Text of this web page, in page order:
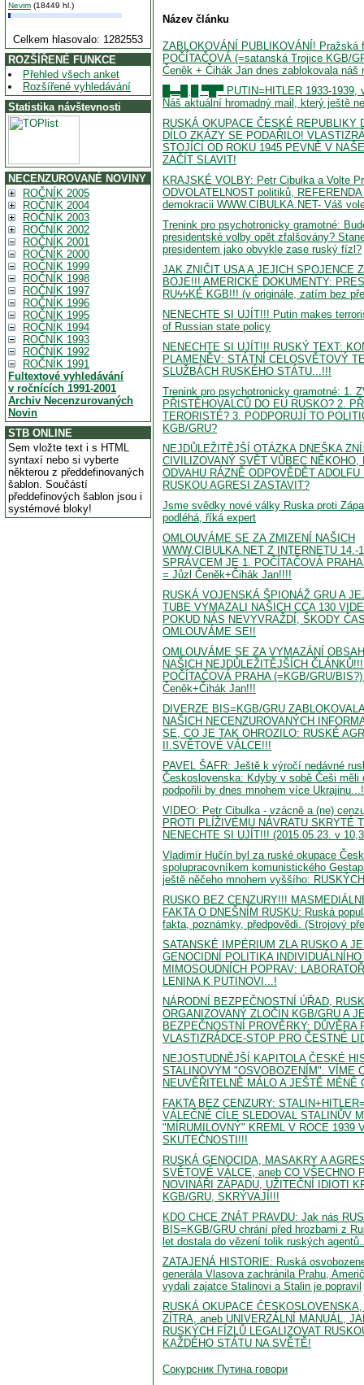
Nevim (18449 hl.)
Celkem hlasovalo: 1282553
ROZŠÍŘENÉ FUNKCE
Přehled všech anket
Rozšířené vyhledávání
Statistika návštevnosti
NECENZUROVANÉ NOVINY
ROČNÍK 2005
ROČNÍK 2004
ROČNÍK 2003
ROČNÍK 2002
ROČNÍK 2001
ROČNÍK 2000
ROČNÍK 1999
ROČNÍK 1998
ROČNÍK 1997
ROČNÍK 1996
ROČNÍK 1995
ROČNÍK 1994
ROČNÍK 1993
ROČNÍK 1992
ROČNÍK 1991
Fultextové vyhledávání
v ročnících 1991-2001
Archiv Necenzurovaných
Novin
STB ONLINE
Sem vložte text i s HTML
syntaxí nebo si vyberte
některou z předdefinovaných
šablon. Součástí
předdefinových šablon jsou i
systémové bloky!
Název článku
ZABLOKOVÁNÍ PUBLIKOVÁNÍ! Pražská
POČÍTAČOVÁ (=satanská Trojice KGB/
Čeněk + Čihák Jan dnes zablokovala náš
█▬█ █ ▀█▀ PUTIN=HITLER 1933-1939,
Náš aktuální hromadný mail, který ještě
RUSKÁ OKUPACE ČESKÉ REPUBLIKY
DÍLO ZKÁZY SE PODAŘILO!
STOJÍCÍ OD ROKU 1945 PEVNĚ V
ZAČÍT SLAVIT!
KRAJSKÉ VOLBY: Petr Cibulka a Volte
ODVOLATELNOST politiků,
demokracii WWW.CIBULKA.NET- Váš
Trenink pro psychotronicky gramotné:
presidentské volby opět zfalšovány?
presidentem jako obvykle zase ruský fízl?
JAK ZNIČIT USA A JEJICH SPOJENCE
BOJE!!! AMERICKÉ DOKUMENTY:
RUϟϟKÉ KGB!!! (v originále, zatím bez
NENECHTE SI UJÍT!!! Putin makes
of Russian state policy
NENECHTE SI UJÍT!!! RUSKÝ TEXT:
PLAMENĚV: STÁTNÍ CELOSVĚTOVÝ
SLUŽBÁCH RUSKÉHO STÁTU...!!!
Trenink pro psychotronicky gramotné: 1.
PŘISTĚHOVALCŮ DO EU RUSKO? 2.
TERORISTÉ? 3. PODPORUJÍ TO
KGB/GRU?
NEJDŮLEŽITĚJŠÍ OTÁZKA DNEŠKA
CIVILIZOVANÝ SVĚT VŮBEC NĚKOHO,
ODVAHU RÁZNĚ ODPOVĚDĚT ADOLFU
RUSKOU AGRESI ZASTAVIT?
Jsme svědky nové války Ruska proti
podléhá, říká expert
OMLOUVÁME SE ZA ZMIZENÍ NAŠICH
WWW.CIBULKA.NET Z INTERNETU 14.-
SPRÁVCEM JE 1. POČÍTAČOVÁ
= Jůzl Čeněk+Čihák Jan!!!!
RUSKÁ VOJENSKÁ ŠPIONÁŽ GRU A
TUBE VYMAZALI NAŠICH CCA 130
POKUD NÁS NEVYVRAŽDÍ, ŠKODY
OMLOUVÁME SE!!
OMLOUVÁME SE ZA VYMAZÁNÍ
NAŠICH NEJDŮLEŽITĚJŠÍCH
POČÍTAČOVÁ PRAHA (=KGB/GRU/
Čeněk+Čihák Jan!!!
DIVERZE BIS=KGB/GRU
NAŠICH NECENZUROVANÝCH
SE, CO JE TAK OHROZILO: RUSKÉ
II.SVĚTOVÉ VÁLCE!!!
PAVEL ŠAFR: Ještě k výročí nedávné
Československa: Kdyby v sobě Češi měli
podpořili by dnes mnohem více
VIDEO: Petr Cibulka - vzácně a (ne)
PROTI PLÍŽIVÉMU NÁVRATU SKRYTÉ
NENECHTE SI UJÍT!!! (2015.05.23. v
Vladimír Hučín byl za ruské okupace
spolupracovníkem komunistického
ještě něčeho mnohem vyššího:
RUSKO BEZ CENZURY!!!
FAKTA O DNEŠNÍM RUSKU: Ruská
fakta, poznámky, předpovědi. (Strojový
SATANSKÉ IMPÉRIUM ZLA RUSKO A
GENOCIDNÍ POLITIKA
MIMOSOUDNÍCH POPRAV:
LENINA K PUTINOVI...!
NÁRODNÍ BEZPEČNOSTNÍ ÚŘAD,
ORGANIZOVANÝ ZLOČIN KGB/GRU A
BEZPEČNOSTNÍ PROVĚRKY: DŮVĚRA
VLASTIZRÁDCE-STOP PRO ČESTNÉ
NEJOSTUDNĚJŠÍ KAPITOLA ČESKÉ
STALINOVÝM "OSVOBOZENÍM". VÍME
NEUVĚŘITELNĚ MÁLO A JEŠTĚ MÉNĚ
FAKTA BEZ CENZURY:
VÁLEČNÉ CÍLE SLEDOVAL STALINŮV
"MÍRUMILOVNÝ" KREML V ROCE 1939
SKUTEČNOSTI!!!
RUSKÁ GENOCIDA, MASAKRY A
SVĚTOVÉ VÁLCE, aneb CO VŠECHNO
NOVINÁŘI ZÁPADU, UŽITEČNÍ IDIOTI
KGB/GRU, SKRÝVAJÍ!!!
KDO CHCE ZNÁT PRAVDU: Jak nás
BIS=KGB/GRU chrání před hrozbami z
let dostala do vězení tolik ruských
ZATAJENÁ HISTORIE: Ruská
generála Vlasova zachránila Prahu,
vydali zajatce Stalinovi a Stalin je popravil
RUSKÁ OKUPACE
ZÍTRA, aneb UNIVERZÁLNÍ MANUÁL,
RUSKÝCH FÍZLŮ LEGALIZOVAT
KAŽDÉHO STÁTU NA SVĚTĚ!
Сокурсник Путина говори